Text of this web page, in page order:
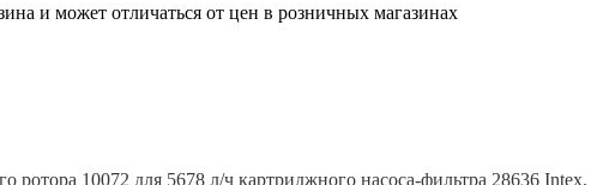
и может отличаться от цен в розничных магазинах
ротора 10072 для 5678 л/ч картриджного насоса-фильтра 28636 Intex.